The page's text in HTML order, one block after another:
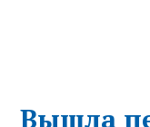
Вышла